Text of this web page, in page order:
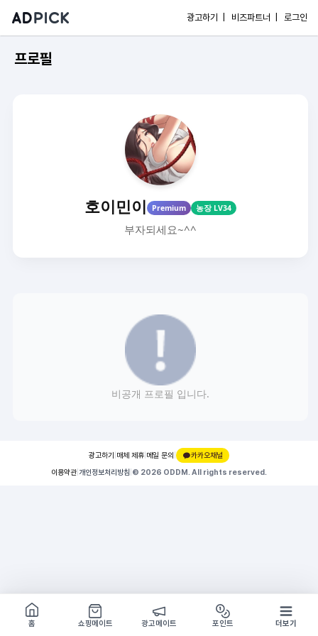
광고하기 | 비즈파트너 | 로그인
프로필
호이민이 Premium 농장 LV34
부자되세요~^^
비공개 프로필 입니다.
광고하기 매체 제휴 메일 문의 |
카카오채널
이용약관 개인정보처리방침 © 2026 ODDM. All rights reserved.
쇼핑몰 구경하기
방문시 1G
홈
쇼핑메이트 광고메이트 포인트 더보기